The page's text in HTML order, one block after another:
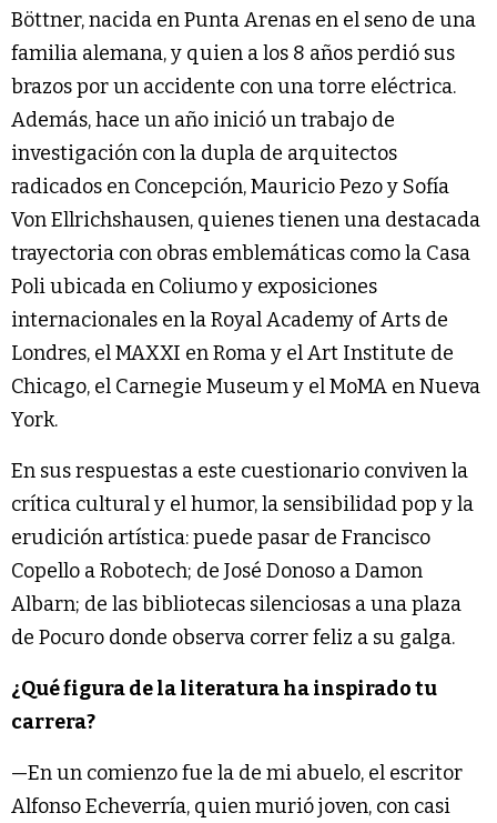
Böttner, nacida en Punta Arenas en el seno de una
familia alemana, y quien a los 8 años perdió sus
brazos por un accidente con una torre eléctrica.
Además, hace un año inició un trabajo de
investigación con la dupla de arquitectos
radicados en Concepción, Mauricio Pezo y Sofía
Von Ellrichshausen, quienes tienen una destacada
trayectoria con obras emblemáticas como la Casa
Poli ubicada en Coliumo y exposiciones
internacionales en la Royal Academy of Arts de
Londres, el MAXXI en Roma y el Art Institute de
Chicago, el Carnegie Museum y el MoMA en Nueva
York.
En sus respuestas a este cuestionario conviven la
crítica cultural y el humor, la sensibilidad pop y la
erudición artística: puede pasar de Francisco
Copello a Robotech; de José Donoso a Damon
Albarn; de las bibliotecas silenciosas a una plaza
de Pocuro donde observa correr feliz a su galga.
¿Qué figura de la literatura ha inspirado tu
carrera?
—En un comienzo fue la de mi abuelo, el escritor
Alfonso Echeverría, quien murió joven, con casi